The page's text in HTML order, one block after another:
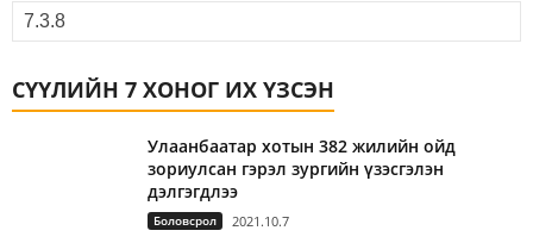
СҮҮЛИЙН 7 ХОНОГ ИХ ҮЗСЭН
Улаанбаатар хотын 382 жилийн ойд
зориулсан гэрэл зургийн үзэсгэлэн
дэлгэгдлээ
Боловсрол 2021.10.7